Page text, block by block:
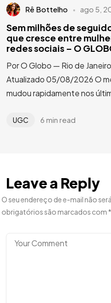
Rê Bottelho ago 5,
Sem milhões de
que cresce entre
redes sociais – O
Por O Globo — Rio de
Atualizado 05/08/2026 O
mudou rapidamente nos
UGC 6 min read
Leave a Reply
O seu endereço de e-mail não
obrigatórios são marcados com *